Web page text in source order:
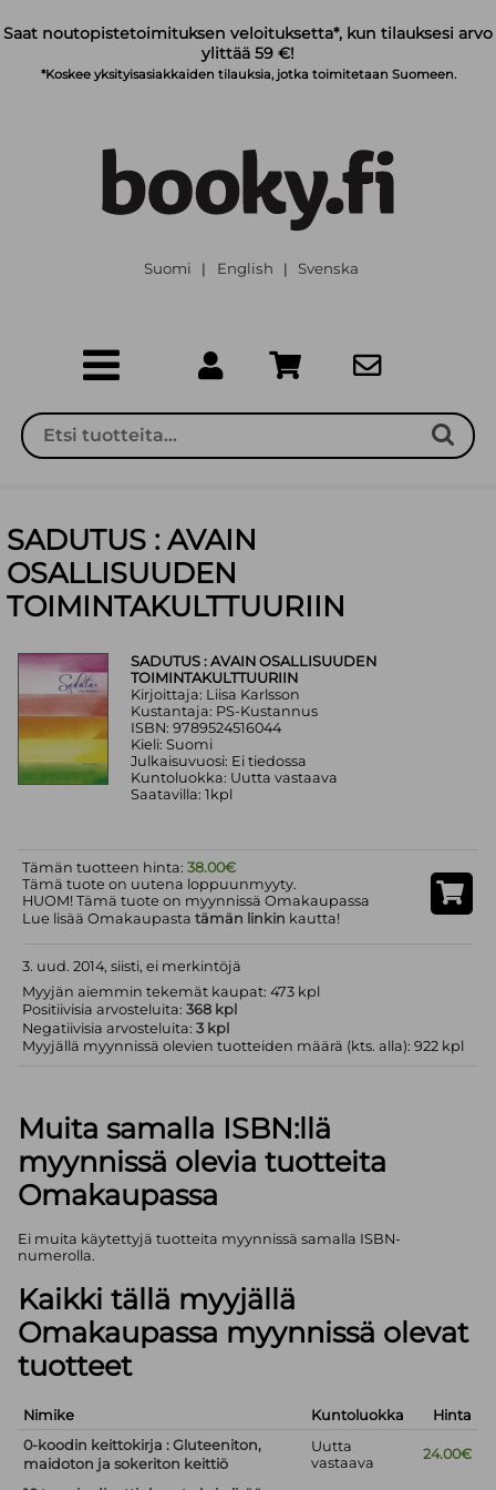
Saat noutopistetoimituksen veloituksetta*, kun tilauksesi arvo
ylittää 59 €!
*Koskee yksityisasiakkaiden tilauksia, jotka toimitetaan Suomeen.
Suomi | English | Svenska
SADUTUS : AVAIN
OSALLISUUDEN
TOIMINTAKULTTUURIIN
SADUTUS : AVAIN OSALLISUUDEN
TOIMINTAKULTTUURIIN
Kirjoittaja: Liisa Karlsson
Kustantaja: PS-Kustannus
ISBN: 9789524516044
Kieli: Suomi
Julkaisuvuosi: Ei tiedossa
Kuntoluokka: Uutta vastaava
Saatavilla: 1kpl
Tämän tuotteen hinta:38.00€
Tämä tuote on uutena loppuunmyyty.
HUOM! Tämä tuote on myynnissä Omakaupassa
Lue lisää Omakaupastatämän linkin kautta!
3. uud. 2014, siisti, ei merkintöjä
Myyjän aiemmin tekemät kaupat: 473 kpl
Positiivisia arvosteluita:368 kpl
Negatiivisia arvosteluita:3 kpl
Myyjällä myynnissä olevien tuotteiden määrä (kts. alla): 922 kpl
Muita samalla ISBN:llä
myynnissä olevia tuotteita
Omakaupassa
Ei muita käytettyjä tuotteita myynnissä samalla ISBN-
numerolla.
Kaikki tällä myyjällä
Omakaupassa myynnissä olevat
tuotteet
Nimike Kuntoluokka
Hinta
0-koodin keittokirja : Gluteeniton,
maidoton ja sokeriton keittiö
Uutta
vastaava
24.00€